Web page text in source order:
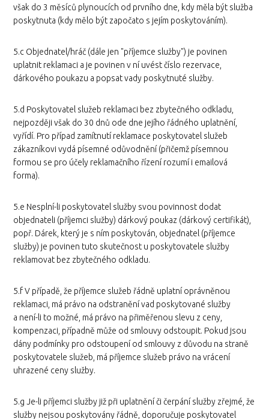
však do 3 měsíců plynoucích od prvního dne, kdy měla být služba
poskytnuta (kdy mělo být započato s jejím poskytováním).
5.c Objednatel/hráč (dále jen "příjemce služby") je povinen
uplatnit reklamaci a je povinen v ní uvést číslo rezervace,
dárkového poukazu a popsat vady poskytnuté služby.
5.d Poskytovatel služeb reklamaci bez zbytečného odkladu,
nejpozději však do 30 dnů ode dne jejího řádného uplatnění,
vyřídí. Pro případ zamítnutí reklamace poskytovatel služeb
zákazníkovi vydá písemné odůvodnění (přičemž písemnou
formou se pro účely reklamačního řízení rozumí i emailová
forma).
5.e Nesplní-li poskytovatel služby svou povinnost dodat
objednateli (příjemci služby) dárkový poukaz (dárkový certifikát),
popř. Dárek, který je s ním poskytován, objednatel (příjemce
služby) je povinen tuto skutečnost u poskytovatele služby
reklamovat bez zbytečného odkladu.
5.f V případě, že příjemce služeb řádně uplatní oprávněnou
reklamaci, má právo na odstranění vad poskytované služby
a není-li to možné, má právo na přiměřenou slevu z ceny,
kompenzaci, případně může od smlouvy odstoupit. Pokud jsou
dány podmínky pro odstoupení od smlouvy z důvodu na straně
poskytovatele služeb, má příjemce služeb právo na vrácení
uhrazené ceny služby.
5.g Je-li příjemci služby již při uplatnění či čerpání služby zřejmé, že
služby nejsou poskytovány řádně, doporučuje poskytovatel